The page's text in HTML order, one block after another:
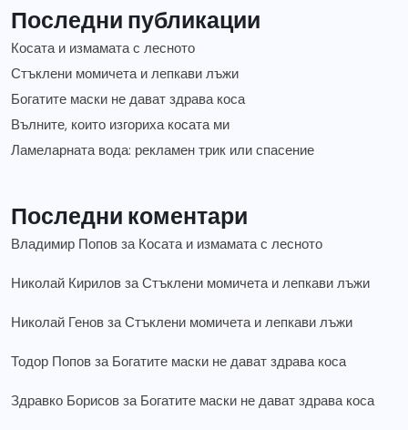
Последни публикации
Косата и измамата с лесното
Стъклени момичета и лепкави лъжи
Богатите маски не дават здрава коса
Вълните, които изгориха косата ми
Ламеларната вода: рекламен трик или спасение
Последни коментари
Владимир Попов за Косата и измамата с лесното
Николай Кирилов заСтъклени момичета и лепкави лъжи
Николай Генов заСтъклени момичета и лепкави лъжи
Тодор Попов за Богатите маски не дават здрава коса
Здравко Борисов за Богатите маски не дават здрава коса